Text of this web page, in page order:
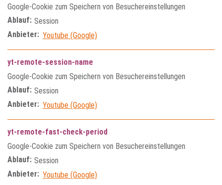
Google-Cookie zum Speichern von Besuchereinstellungen
Ablauf: Session
Anbieter: Youtube (Google)
yt-remote-session-name
Google-Cookie zum Speichern von Besuchereinstellungen
Ablauf: Session
Anbieter: Youtube (Google)
yt-remote-fast-check-period
Google-Cookie zum Speichern von Besuchereinstellungen
Ablauf: Session
Anbieter: Youtube (Google)